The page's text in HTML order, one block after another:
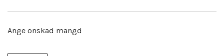
Ange önskad mängd